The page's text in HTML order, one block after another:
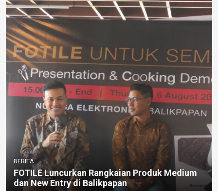
BERITA
FOTILE Luncurkan Rangkaian Produk Medium
dan New Entry di Balikpapan